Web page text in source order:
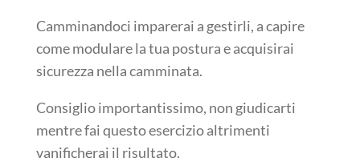
Camminandoci imparerai a gestirli, a capire
come modulare la tua postura e acquisirai
sicurezza nella camminata.
Consiglio importantissimo, non giudicarti
mentre fai questo esercizio altrimenti
vanificherai il risultato.